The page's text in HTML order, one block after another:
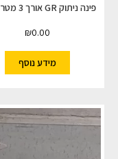
פינה ניתוק GR אורך 3 מטר ORB
₪0.00
מידע נוסף